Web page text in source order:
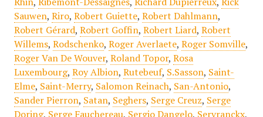
Sauwen, Riro, Robert Guiette, Robert Dahlmann,
Robert Gérard, Robert Goffin, Robert Liard, Robert
Willems, Rodschenko, Roger Averlaete, Roger Somville,
Roger Van De Wouver, Roland Topor, Rosa
Luxembourg, Roy Albion, Rutebeuf, S.Sasson, Saint-
Elme, Saint-Merry, Salomon Reinach, San-Antonio,
Sander Pierron, Satan, Seghers, Serge Creuz, Serge
Doring, Serge Fauchereau, Sergio Dangelo, Servranckx,